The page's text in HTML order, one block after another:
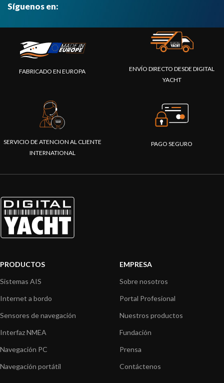
Síguenos en:
FABRICADO EN EUROPA
ENVÍO DIRECTO DESDE DIGITAL
YACHT
SERVICIO DE ATENCION AL CLIENTE
INTERNATIONAL
PAGO SEGURO
PRODUCTOS
Sistemas AIS
Internet a bordo
Sensores de navegación
Interfaz NMEA
Navegación PC
Navegación portátil
EMPRESA
Sobre nosotros
Portal Profesional
Nuestros productos
Fundación
Prensa
Contáctenos